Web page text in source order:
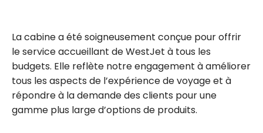
La cabine a été soigneusement conçue pour offrir
le service accueillant de WestJet à tous les
budgets. Elle reflète notre engagement à améliorer
tous les aspects de l’expérience de voyage et à
répondre à la demande des clients pour une
gamme plus large d’options de produits.